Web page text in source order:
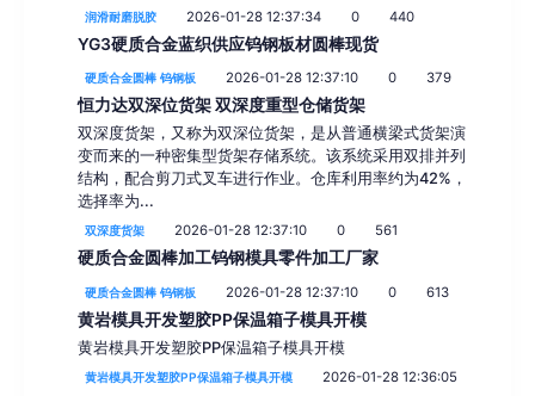
润滑耐磨脱胶 2026-01-28 12:37:34 0 440
YG3硬质合金蓝织供应钨钢板材圆棒现货
硬质合金圆棒 钨钢板 2026-01-28 12:37:10 0 379
恒力达双深位货架 双深度重型仓储货架
双深度货架，又称为双深位货架，是从普通横梁式货架演
变而来的一种密集型货架存储系统。该系统采用双排并列
结构，配合剪刀式叉车进行作业。仓库利用率约为42%，
选择率为...
双深度货架 2026-01-28 12:37:10 0 561
硬质合金圆棒加工钨钢模具零件加工厂家
硬质合金圆棒 钨钢板 2026-01-28 12:37:10 0 613
黄岩模具开发塑胶PP保温箱子模具开模
黄岩模具开发塑胶PP保温箱子模具开模
黄岩模具开发塑胶PP保温箱子模具开模
2026-01-28 12:36:05